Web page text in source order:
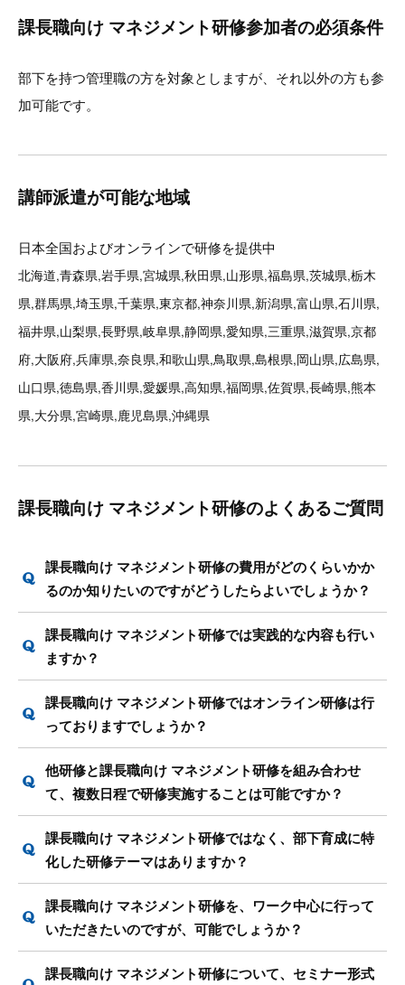
課長職向け マネジメント研修参加者の必須条件
部下を持つ管理職の方を対象としますが、それ以外の方も参
加可能です。
講師派遣が可能な地域
日本全国およびオンラインで研修を提供中
北海道,青森県,岩手県,宮城県,秋田県,山形県,福島県,茨城県,栃木
県,群馬県,埼玉県,千葉県,東京都,神奈川県,新潟県,富山県,石川県,
福井県,山梨県,長野県,岐阜県,静岡県,愛知県,三重県,滋賀県,京都
府,大阪府,兵庫県,奈良県,和歌山県,鳥取県,島根県,岡山県,広島県,
山口県,徳島県,香川県,愛媛県,高知県,福岡県,佐賀県,長崎県,熊本
県,大分県,宮崎県,鹿児島県,沖縄県
課長職向け マネジメント研修のよくあるご質問
課長職向け マネジメント研修の費用がどのくらいかか
るのか知りたいのですがどうしたらよいでしょうか？
課長職向け マネジメント研修では実践的な内容も行い
ますか？
課長職向け マネジメント研修ではオンライン研修は行
っておりますでしょうか？
他研修と課長職向け マネジメント研修を組み合わせ
て、複数日程で研修実施することは可能ですか？
課長職向け マネジメント研修ではなく、部下育成に特
化した研修テーマはありますか？
課長職向け マネジメント研修を、ワーク中心に行って
いただきたいのですが、可能でしょうか？
課長職向け マネジメント研修について、セミナー形式